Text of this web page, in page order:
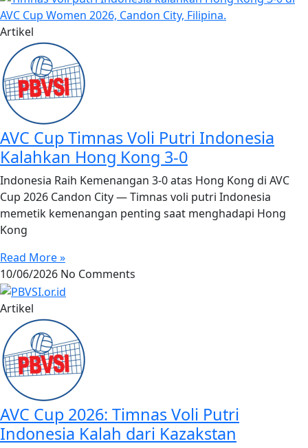
Artikel
AVC Cup Timnas Voli Putri Indonesia
Kalahkan Hong Kong 3-0
Indonesia Raih Kemenangan 3-0 atas Hong Kong di AVC
Cup 2026 Candon City — Timnas voli putri Indonesia
memetik kemenangan penting saat menghadapi Hong
Kong
Read More »
10/06/2026 No Comments
Artikel
AVC Cup 2026: Timnas Voli Putri
Indonesia Kalah dari Kazakstan